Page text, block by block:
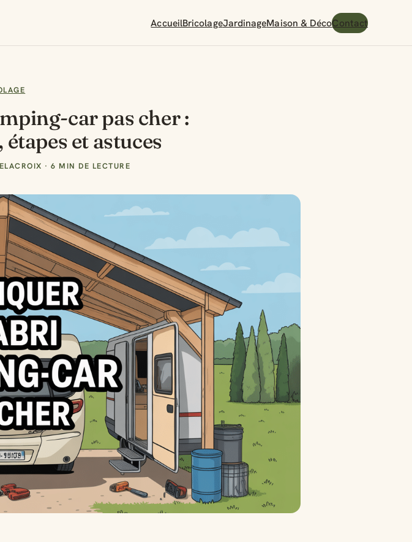
AccueilBricolageJardinageMaison & DécoContact
car pas cher :
et astuces
· 6 MIN DE LECTURE